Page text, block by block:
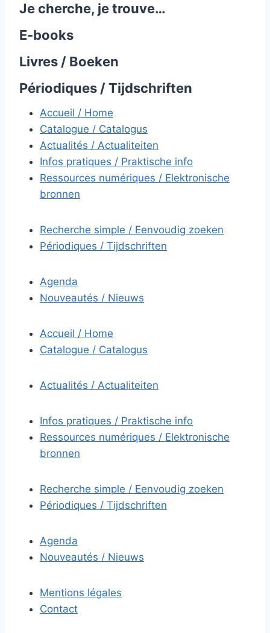
Je cherche, je trouve…
E-books
Livres / Boeken
Périodiques / Tijdschriften
Accueil / Home
Catalogue / Catalogus
Actualités / Actualiteiten
Infos pratiques / Praktische info
Ressources numériques / Elektronische
bronnen
Recherche simple / Eenvoudig zoeken
Périodiques / Tijdschriften
Agenda
Nouveautés / Nieuws
Accueil / Home
Catalogue / Catalogus
Actualités / Actualiteiten
Infos pratiques / Praktische info
Ressources numériques / Elektronische
bronnen
Recherche simple / Eenvoudig zoeken
Périodiques / Tijdschriften
Agenda
Nouveautés / Nieuws
Mentions légales
Contact